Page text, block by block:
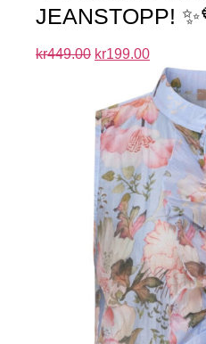
JEANSTOPP!
kr449.00 kr199.00